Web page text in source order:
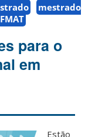
mestrado
para o
em
Estão